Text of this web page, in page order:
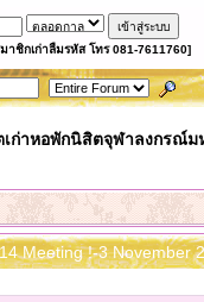
าชิกเก่าลืมรหัส โทร 081-7611760]
ก่าหอพักนิสิตจุฬาลงกรณ์ม
Meeting !-3 November